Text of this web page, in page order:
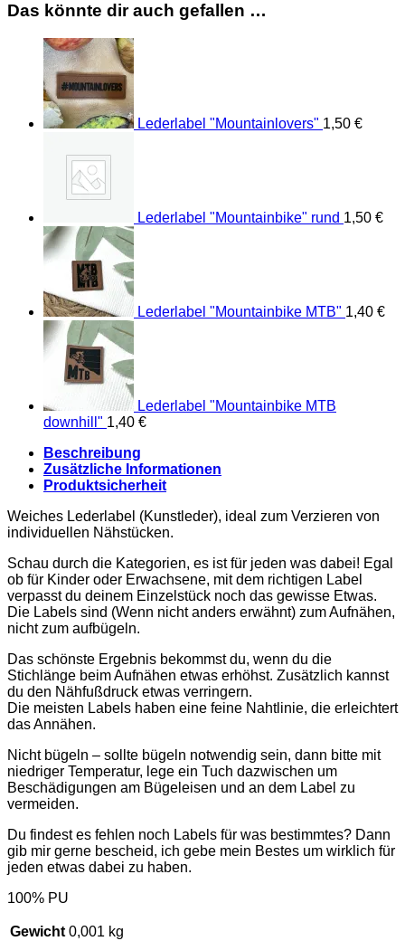
Das könnte dir auch gefallen …
Lederlabel "Mountainlovers" 1,50 €
Lederlabel "Mountainbike" rund 1,50 €
Lederlabel "Mountainbike MTB" 1,40 €
Lederlabel "Mountainbike MTB
downhill" 1,40 €
Beschreibung
Zusätzliche Informationen
Produktsicherheit
Weiches Lederlabel (Kunstleder), ideal zum Verzieren von
individuellen Nähstücken.
Schau durch die Kategorien, es ist für jeden was dabei! Egal
ob für Kinder oder Erwachsene, mit dem richtigen Label
verpasst du deinem Einzelstück noch das gewisse Etwas.
Die Labels sind (Wenn nicht anders erwähnt) zum Aufnähen,
nicht zum aufbügeln.
Das schönste Ergebnis bekommst du, wenn du die
Stichlänge beim Aufnähen etwas erhöhst. Zusätzlich kannst
du den Nähfußdruck etwas verringern.
Die meisten Labels haben eine feine Nahtlinie, die erleichtert
das Annähen.
Nicht bügeln – sollte bügeln notwendig sein, dann bitte mit
niedriger Temperatur, lege ein Tuch dazwischen um
Beschädigungen am Bügeleisen und an dem Label zu
vermeiden.
Du findest es fehlen noch Labels für was bestimmtes? Dann
gib mir gerne bescheid, ich gebe mein Bestes um wirklich für
jeden etwas dabei zu haben.
100% PU
Gewicht 0,001 kg